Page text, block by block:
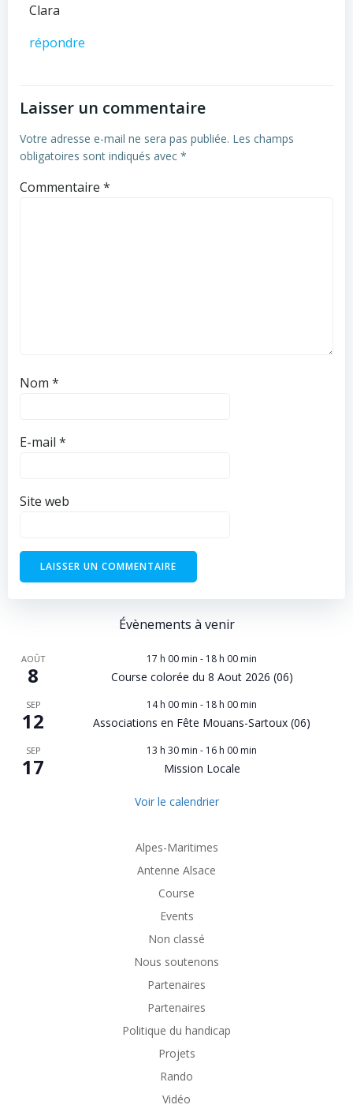
Clara
répondre
Laisser un commentaire
Votre adresse e-mail ne sera pas publiée. Les champs
obligatoires sont indiqués avec *
Commentaire *
Nom *
E-mail *
Site web
Évènements à venir
AOÛT
8
17 h 00 min - 18 h 00 min
Course colorée du 8 Aout 2026 (06)
SEP
12
14 h 00 min - 18 h 00 min
Associations en Fête Mouans-Sartoux (06)
SEP
17
13 h 30 min - 16 h 00 min
Mission Locale
Voir le calendrier
Alpes-Maritimes
Antenne Alsace
Course
Events
Non classé
Nous soutenons
Partenaires
Partenaires
Politique du handicap
Projets
Rando
Vidéo